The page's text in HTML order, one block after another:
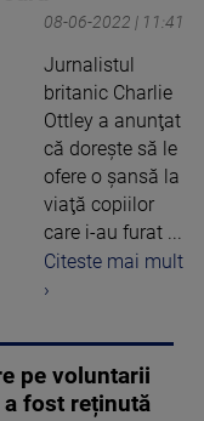
08-06-2022 | 11:41
Jurnalistul
britanic Charlie
Ottley a anunţat
că doreşte să le
ofere o şansă la
viaţă copiilor
care i-au furat ...
Citeste mai mult
›
pe voluntarii
fost reținută